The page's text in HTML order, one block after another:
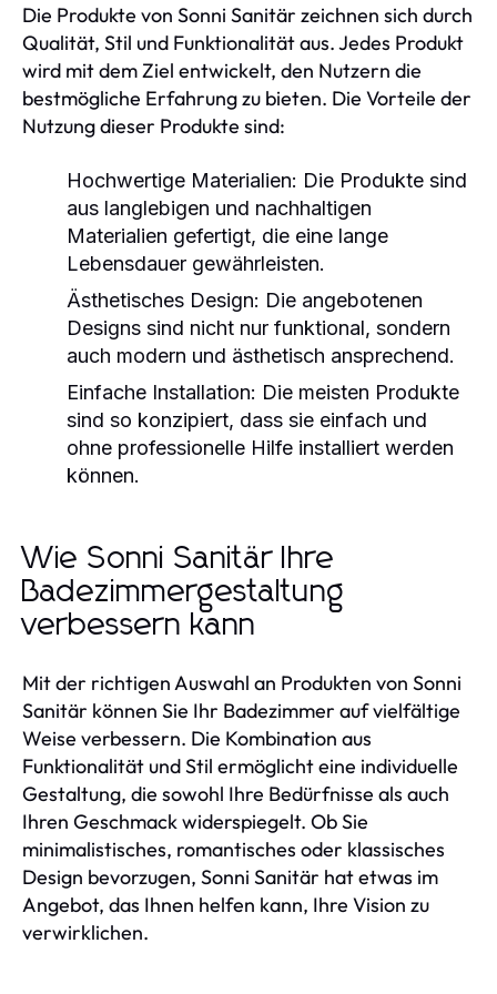
Die Produkte von Sonni Sanitär zeichnen sich durch
Qualität, Stil und Funktionalität aus. Jedes Produkt
wird mit dem Ziel entwickelt, den Nutzern die
bestmögliche Erfahrung zu bieten. Die Vorteile der
Nutzung dieser Produkte sind:
Hochwertige Materialien: Die Produkte sind
aus langlebigen und nachhaltigen
Materialien gefertigt, die eine lange
Lebensdauer gewährleisten.
Ästhetisches Design: Die angebotenen
Designs sind nicht nur funktional, sondern
auch modern und ästhetisch ansprechend.
Einfache Installation: Die meisten Produkte
sind so konzipiert, dass sie einfach und
ohne professionelle Hilfe installiert werden
können.
Wie Sonni Sanitär Ihre
Badezimmergestaltung
verbessern kann
Mit der richtigen Auswahl an Produkten von Sonni
Sanitär können Sie Ihr Badezimmer auf vielfältige
Weise verbessern. Die Kombination aus
Funktionalität und Stil ermöglicht eine individuelle
Gestaltung, die sowohl Ihre Bedürfnisse als auch
Ihren Geschmack widerspiegelt. Ob Sie
minimalistisches, romantisches oder klassisches
Design bevorzugen, Sonni Sanitär hat etwas im
Angebot, das Ihnen helfen kann, Ihre Vision zu
verwirklichen.